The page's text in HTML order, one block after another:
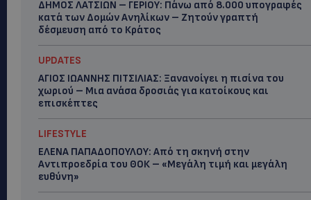
ΔΗΜΟΣ ΛΑΤΣΙΩΝ – ΓΕΡΙΟΥ: Πάνω από 8.000 υπογραφές
κατά των Δομών Ανηλίκων – Ζητούν γραπτή
δέσμευση από το Κράτος
UPDATES
ΑΓΙΟΣ ΙΩΑΝΝΗΣ ΠΙΤΣΙΛΙΑΣ: Ξανανοίγει η πισίνα του
χωριού – Μια ανάσα δροσιάς για κατοίκους και
επισκέπτες
LIFESTYLE
ΕΛΕΝΑ ΠΑΠΑΔΟΠΟΥΛΟΥ: Από τη σκηνή στην
Αντιπροεδρία του ΘΟΚ – «Μεγάλη τιμή και μεγάλη
ευθύνη»